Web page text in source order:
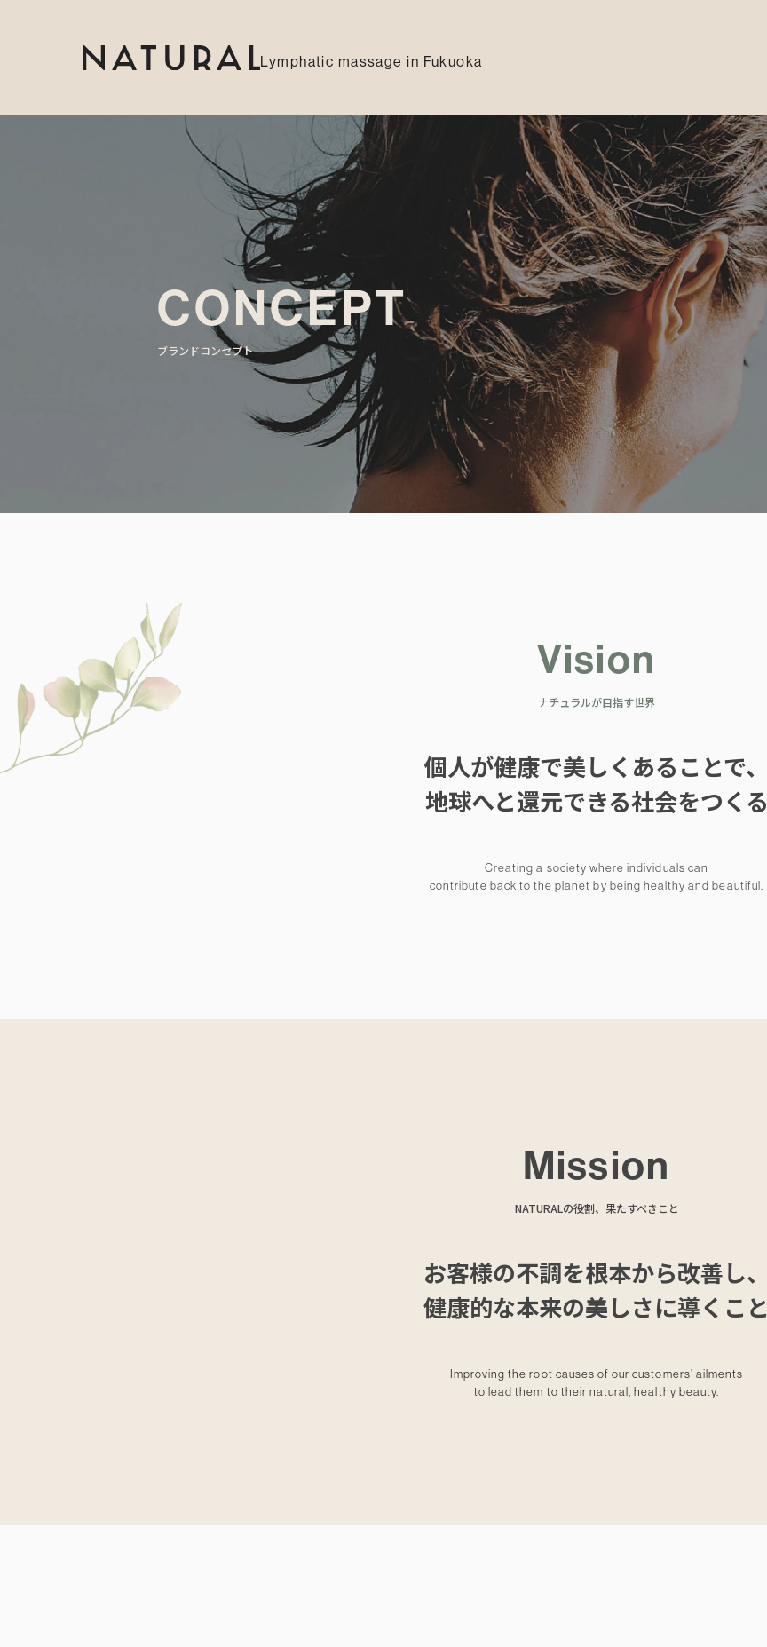
Lymphatic massage in Fukuoka
CONCEPT
ブランドコンセプト
Vision
ナチュラルが目指す世界
個人が健康で美しくあることで、
地球へと還元できる社会をつくる
Creating a society where individuals can
contribute back to the planet by being healthy and beautiful.
Mission
NATURALの役割、果たすべきこと
お客様の不調を根本から改善し、
健康的な本来の美しさに導くこと
Improving the root causes of our customers’ ailments
to lead them to their natural, healthy beauty.